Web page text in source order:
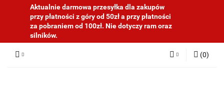
Aktualnie darmowa przesyłka dla zakupów
przy płatności z góry od 50zł a przy płatności
za pobraniem od 100zł. Nie dotyczy ram oraz
silników.
(0)